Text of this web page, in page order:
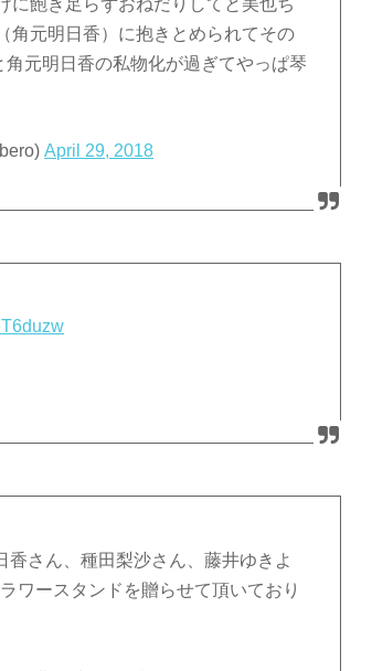
に飽き足らずおねだりしてと美也ち
角元明日香）に抱きとめられてその
元明日香の私物化が過ぎてやっぱ琴
April 29, 2018
さん、種田梨沙さん、藤井ゆきよ
ワースタンドを贈らせて頂いており